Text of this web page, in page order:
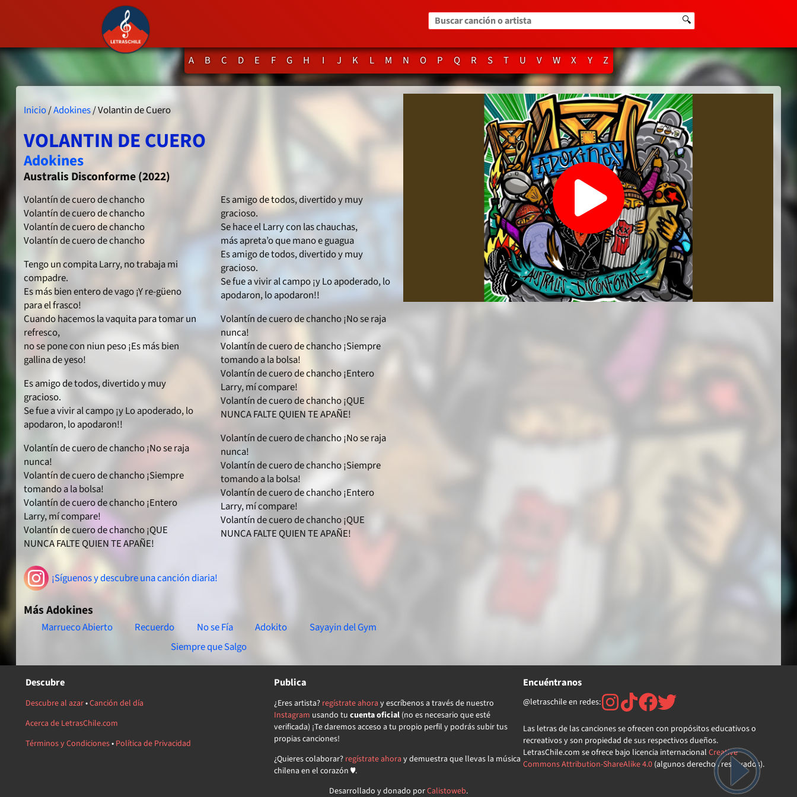
Buscar canción o artista 🔍
A B C D E F G H I J K L M N O P Q R S T U V W X Y Z
Inicio/Adokines/ Volantin de Cuero
VOLANTIN DE CUERO
Adokines
Australis Disconforme (2022)
Volantín de cuero de chancho
Volantín de cuero de chancho
Volantín de cuero de chancho
Volantín de cuero de chancho
Tengo un compita Larry, no trabaja mi
compadre.
Es más bien entero de vago ¡Y re-güeno
para el frasco!
Cuando hacemos la vaquita para tomar un
refresco,
no se pone con niun peso ¡Es más bien
gallina de yeso!
Es amigo de todos, divertido y muy
gracioso.
Se fue a vivir al campo ¡y Lo apoderado, lo
apodaron, lo apodaron!!
Volantín de cuero de chancho ¡No se raja
nunca!
Volantín de cuero de chancho ¡Siempre
tomando a la bolsa!
Volantín de cuero de chancho ¡Entero
Larry, mí compare!
Volantín de cuero de chancho ¡QUE
NUNCA FALTE QUIEN TE APAÑE!
Es amigo de todos, divertido y muy
gracioso.
Se hace el Larry con las chauchas,
más apreta’o que mano e guagua
Es amigo de todos, divertido y muy
gracioso.
Se fue a vivir al campo ¡y Lo apoderado, lo
apodaron, lo apodaron!!
Volantín de cuero de chancho ¡No se raja
nunca!
Volantín de cuero de chancho ¡Siempre
tomando a la bolsa!
Volantín de cuero de chancho ¡Entero
Larry, mí compare!
Volantín de cuero de chancho ¡QUE
NUNCA FALTE QUIEN TE APAÑE!
Volantín de cuero de chancho ¡No se raja
nunca!
Volantín de cuero de chancho ¡Siempre
tomando a la bolsa!
Volantín de cuero de chancho ¡Entero
Larry, mí compare!
Volantín de cuero de chancho ¡QUE
NUNCA FALTE QUIEN TE APAÑE!
¡Síguenos y descubre una canción diaria!
Más Adokines
Marrueco Abierto Recuerdo No se Fía Adokito
Sayayin del Gym
Siempre que Salgo
Descubre
Descubre al azar•Canción del día
Acerca de LetrasChile.com
Términos y Condiciones• Política de Privacidad
Publica
¿Eres artista? regístrate ahora y escríbenos a través de nuestro
Instagram usando tucuenta oficial (no es necesario que esté
verificada) ¡Te daremos acceso a tu propio perfil y podrás subir tus
propias canciones!
¿Quieres colaborar? regístrate ahora y demuestra que llevas la música
chilena en el corazón ♥.
Encuéntranos
@letraschile en redes:
Las letras de las canciones se ofrecen con propósitos educativos o
recreativos y son propiedad de sus respectivos dueños.
LetrasChile.com se ofrece bajo licencia internacional Creative
Commons Attribution-ShareAlike 4.0(algunos derechos reservados).
Desarrollado y donado porCalistoweb.